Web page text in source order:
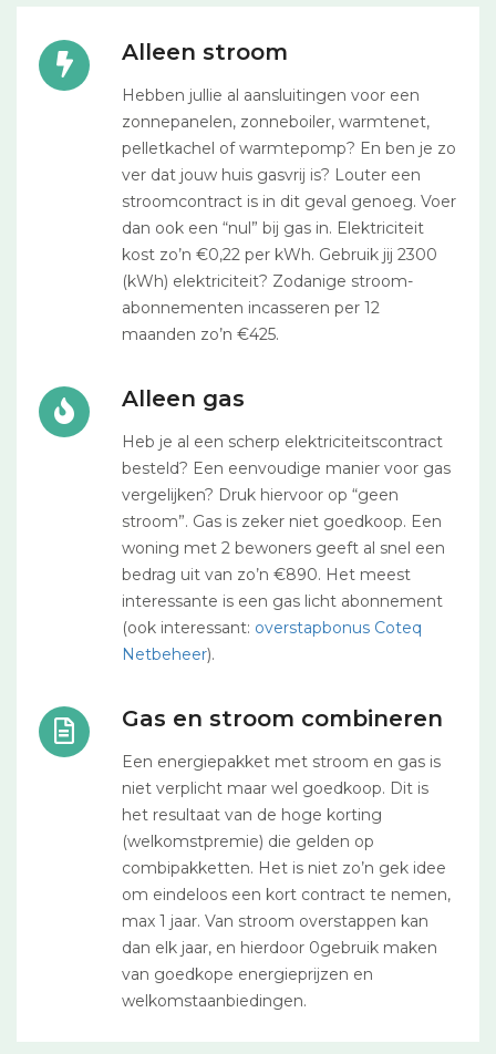
Alleen stroom
Hebben jullie al aansluitingen voor een
zonnepanelen, zonneboiler, warmtenet,
pelletkachel of warmtepomp? En ben je zo
ver dat jouw huis gasvrij is? Louter een
stroomcontract is in dit geval genoeg. Voer
dan ook een “nul” bij gas in. Elektriciteit
kost zo’n €0,22 per kWh. Gebruik jij 2300
(kWh) elektriciteit? Zodanige stroom-
abonnementen incasseren per 12
maanden zo’n €425.
Alleen gas
Heb je al een scherp elektriciteitscontract
besteld? Een eenvoudige manier voor gas
vergelijken? Druk hiervoor op “geen
stroom”. Gas is zeker niet goedkoop. Een
woning met 2 bewoners geeft al snel een
bedrag uit van zo’n €890. Het meest
interessante is een gas licht abonnement
(ook interessant: overstapbonus Coteq
Netbeheer).
Gas en stroom combineren
Een energiepakket met stroom en gas is
niet verplicht maar wel goedkoop. Dit is
het resultaat van de hoge korting
(welkomstpremie) die gelden op
combipakketten. Het is niet zo’n gek idee
om eindeloos een kort contract te nemen,
max 1 jaar. Van stroom overstappen kan
dan elk jaar, en hierdoor 0gebruik maken
van goedkope energieprijzen en
welkomstaanbiedingen.